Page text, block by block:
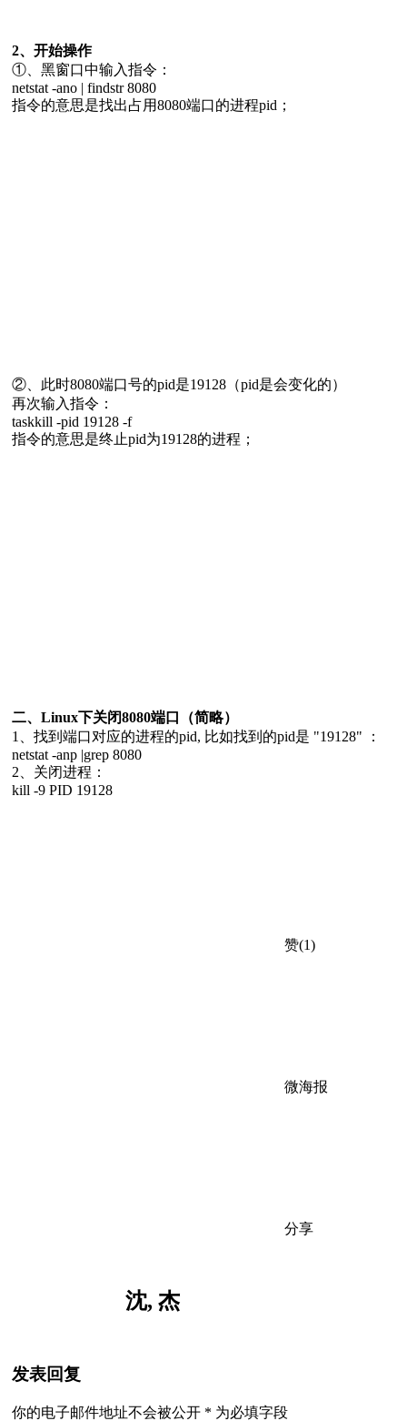
2、开始操作
①、黑窗口中输入指令：
netstat -ano | findstr 8080
指令的意思是找出占用8080端口的进程pid；
②、此时8080端口号的pid是19128（pid是会变化的）
再次输入指令：
taskkill -pid 19128 -f
指令的意思是终止pid为19128的进程；
二、Linux下关闭8080端口（简略）
1、找到端口对应的进程的pid, 比如找到的pid是 "19128" ：
netstat -anp |grep 8080
2、关闭进程：
kill -9 PID 19128
赞(1)
微海报
分享
沈, 杰
发表回复
你的电子邮件地址不会被公开 * 为必填字段